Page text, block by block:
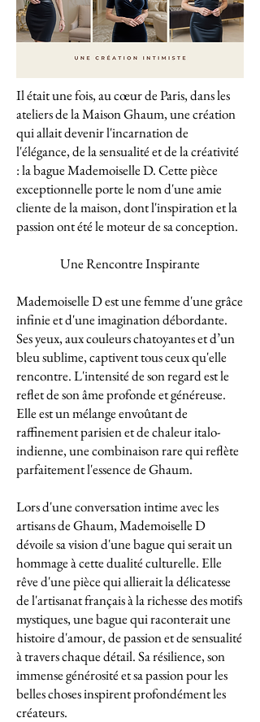
Il était une fois, au cœur de Paris, dans les
ateliers de la Maison Ghaum, une création
qui allait devenir l'incarnation de
l'élégance, de la sensualité et de la créativité
: la bague Mademoiselle D. Cette pièce
exceptionnelle porte le nom d'une amie
cliente de la maison, dont l'inspiration et la
passion ont été le moteur de sa conception.
Une Rencontre Inspirante
Mademoiselle D est une femme d'une grâce
infinie et d'une imagination débordante.
Ses yeux, aux couleurs chatoyantes et d’un
bleu sublime, captivent tous ceux qu'elle
rencontre. L'intensité de son regard est le
reflet de son âme profonde et généreuse.
Elle est un mélange envoûtant de
raffinement parisien et de chaleur italo-
indienne, une combinaison rare qui reflète
parfaitement l'essence de Ghaum.
Lors d'une conversation intime avec les
artisans de Ghaum, Mademoiselle D
dévoile sa vision d'une bague qui serait un
hommage à cette dualité culturelle. Elle
rêve d'une pièce qui allierait la délicatesse
de l'artisanat français à la richesse des motifs
mystiques, une bague qui raconterait une
histoire d'amour, de passion et de sensualité
à travers chaque détail. Sa résilience, son
immense générosité et sa passion pour les
belles choses inspirent profondément les
créateurs.